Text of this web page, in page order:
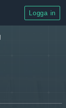
Logga in